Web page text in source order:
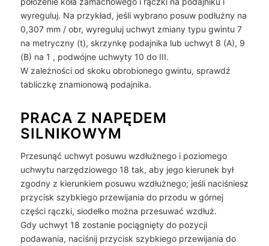
wyreguluj. Na przykład, jeśli wybrano posuw podłużny na
0,307 mm / obr, wyreguluj uchwyt zmiany typu gwintu 7
na metryczny (t), skrzynkę podajnika lub uchwyt 8 (A), 9
(B) na 1 , podwójne uchwyty 10 do III.
W zależności od skoku obrobionego gwintu, sprawdź
tabliczkę znamionową podajnika.
PRACA Z NAPĘDEM
SILNIKOWYM
Przesunąć uchwyt posuwu wzdłużnego i poziomego
uchwytu narzędziowego 18 tak, aby jego kierunek był
zgodny z kierunkiem posuwu wzdłużnego; jeśli naciśniesz
przycisk szybkiego przewijania do przodu w górnej
części rączki, siodełko można przesuwać wzdłuż.
Gdy uchwyt 18 zostanie pociągnięty do pozycji
podawania, naciśnij przycisk szybkiego przewijania do